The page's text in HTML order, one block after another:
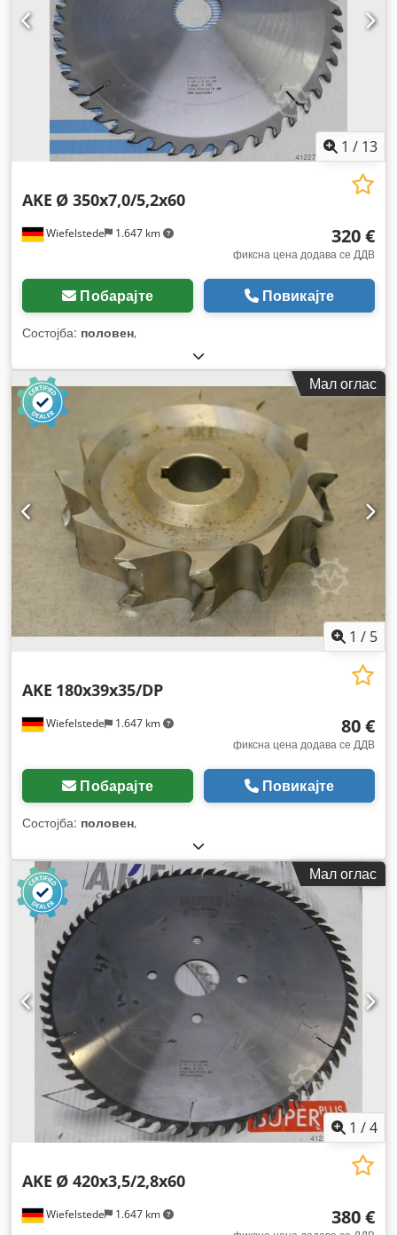
1 / 13
Wiefelstede 1.647 km
AKE Ø 350x7,0/5,2x60
320 €
фиксна цена додава се ДДВ
Побарајте Повикајте
Состојба: половен,
Мал оглас
1 / 5
Wiefelstede 1.647 km
AKE 180x39x35/DP
80 €
фиксна цена додава се ДДВ
Побарајте Повикајте
Состојба: половен,
Мал оглас
1 /4
Wiefelstede 1.647 km
AKE Ø 420x3,5/2,8x60
380 €